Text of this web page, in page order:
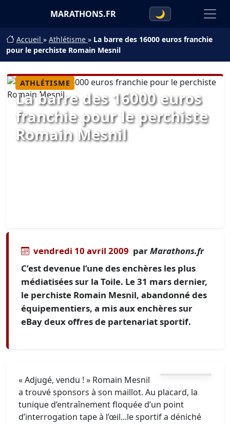
MARATHONS.FR 🌙
Accueil » Athlétisme » La barre des 16000 euros franchie
pour le perchiste Romain Mesnil
ATHLÉTISME
La barre des 16000 euros
franchie pour le perchiste
Romain Mesnil
vendredi 10 avril 2009 parMarathons.fr
C’est devenue l’une des enchères les plus
médiatisées sur la Toile. Le 31 mars dernier,
le perchiste Romain Mesnil, abandonné des
équipementiers, a mis aux enchères sur
eBay deux offres de partenariat sportif.
« Adjugé, vendu ! » Romain Mesnil
a trouvé sponsors à son maillot. Au placard, la
tunique d’entraînement floquée d’un point
d’interrogation tape à l’œil...le sportif a déniché